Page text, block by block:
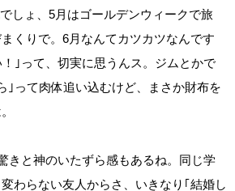
しょ、5月はゴールデンウィークで旅
くりで。6月なんてカツカツなんです
｣って、切実に思うんス。ジムとかで
｣って肉体追い込むけど、まさか財布を
きと神のいたずら感もあるね。同じ学
わらない友人からさ、いきなり｢結婚し